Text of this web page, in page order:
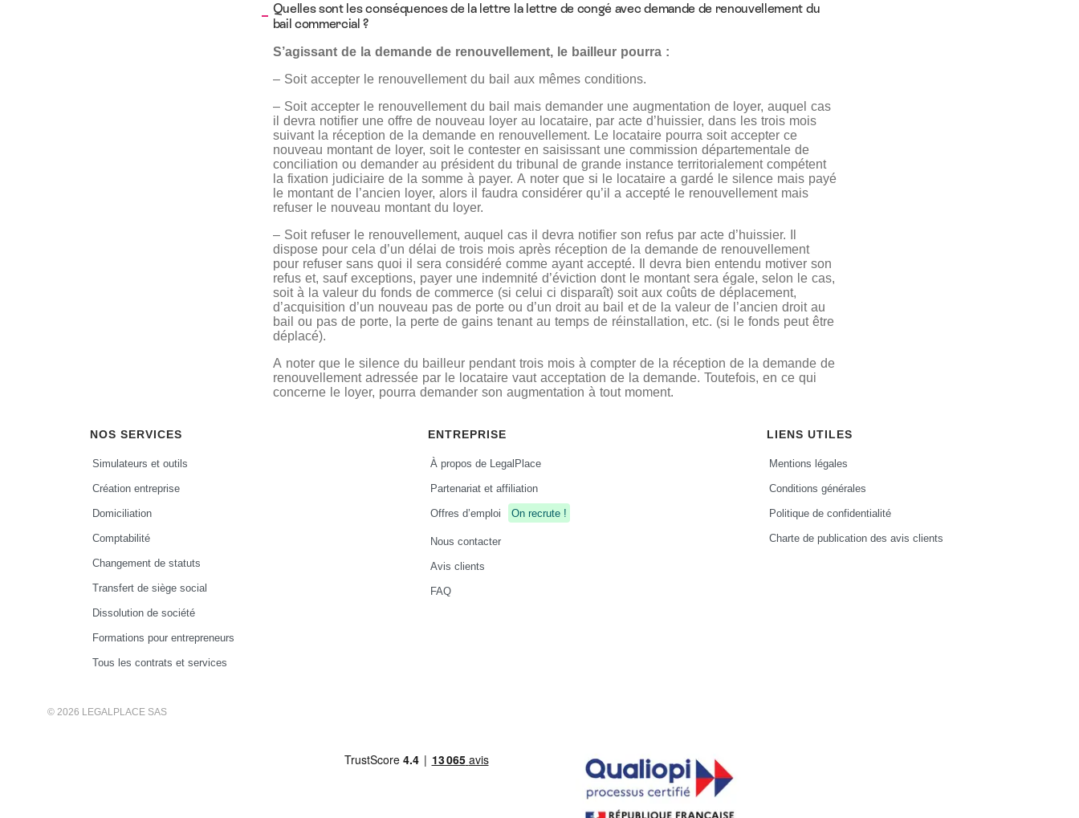
Quelles sont les conséquences de la lettre la lettre de congé avec demande de renouvellement du
bail commercial ?
S’agissant de la demande de renouvellement, le bailleur pourra :
– Soit accepter le renouvellement du bail aux mêmes conditions.
– Soit accepter le renouvellement du bail mais demander une augmentation de loyer, auquel cas
il devra notifier une offre de nouveau loyer au locataire, par acte d’huissier, dans les trois mois
suivant la réception de la demande en renouvellement. Le locataire pourra soit accepter ce
nouveau montant de loyer, soit le contester en saisissant une commission départementale de
conciliation ou demander au président du tribunal de grande instance territorialement compétent
la fixation judiciaire de la somme à payer. A noter que si le locataire a gardé le silence mais payé
le montant de l’ancien loyer, alors il faudra considérer qu’il a accepté le renouvellement mais
refuser le nouveau montant du loyer.
– Soit refuser le renouvellement, auquel cas il devra notifier son refus par acte d’huissier. Il
dispose pour cela d’un délai de trois mois après réception de la demande de renouvellement
pour refuser sans quoi il sera considéré comme ayant accepté. Il devra bien entendu motiver son
refus et, sauf exceptions, payer une indemnité d’éviction dont le montant sera égale, selon le cas,
soit à la valeur du fonds de commerce (si celui ci disparaît) soit aux coûts de déplacement,
d’acquisition d’un nouveau pas de porte ou d’un droit au bail et de la valeur de l’ancien droit au
bail ou pas de porte, la perte de gains tenant au temps de réinstallation, etc. (si le fonds peut être
déplacé).
A noter que le silence du bailleur pendant trois mois à compter de la réception de la demande de
renouvellement adressée par le locataire vaut acceptation de la demande. Toutefois, en ce qui
concerne le loyer, pourra demander son augmentation à tout moment.
NOS SERVICES
Simulateurs et outils
Création entreprise
Domiciliation
Comptabilité
Changement de statuts
Transfert de siège social
Dissolution de société
Formations pour entrepreneurs
Tous les contrats et services
ENTREPRISE
À propos de LegalPlace
Partenariat et affiliation
Offres d’emploi
On recrute !
Nous contacter
Avis clients
FAQ
LIENS UTILES
Mentions légales
Conditions générales
Politique de confidentialité
Charte de publication des avis clients
© 2026 LEGALPLACE SAS